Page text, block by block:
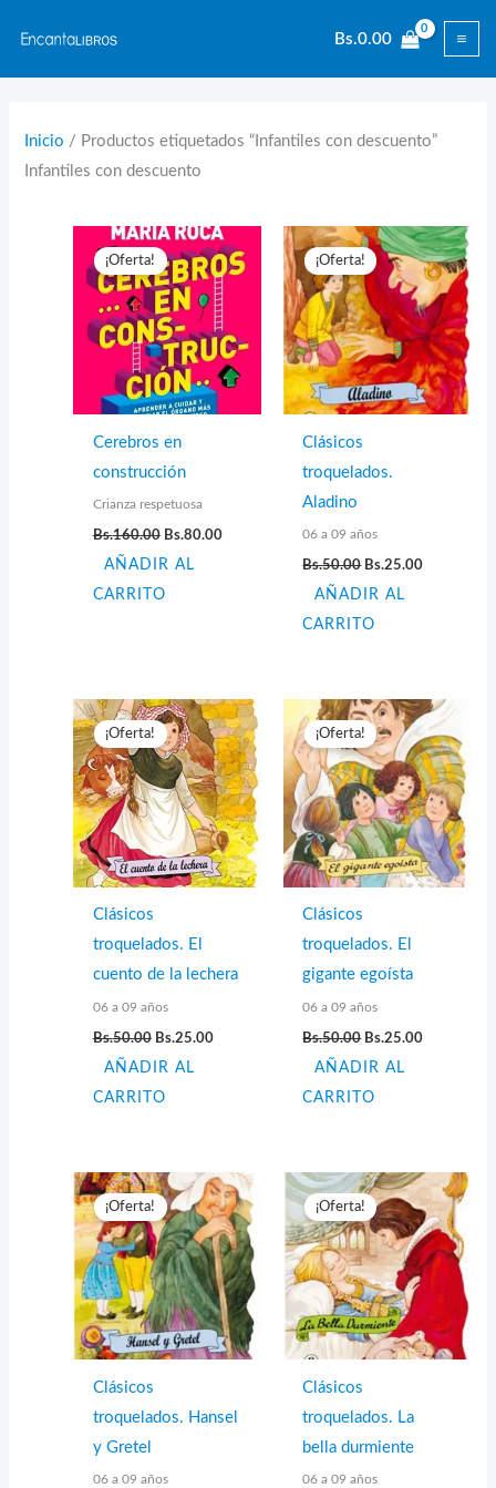
contenido
Bs.0.00
Inicio / Productos etiquetados “Infantiles con descuento”
Infantiles con descuento
¡Oferta!
Cerebros en
construcción
Crianza respetuosa
Bs.160.00 El
original
era:
Bs.160.00.
Bs.80.00El
AÑADIR AL
CARRITO
¡Oferta!
Clásicos
troquelados.
Aladino
06 a 09 años
Bs.50.00 El
original
era:
Bs.50.00.
Bs.25.00
AÑADIR AL
CARRITO
¡Oferta!
Clásicos
troquelados. El
cuento de la lechera
06 a 09 años
Bs.50.00 El
original
Bs.50.00.
Bs.25.00El
AÑADIR AL
CARRITO
¡Oferta!
Clásicos
troquelados. El
gigante egoísta
06 a 09 años
Bs.50.00 El
original
Bs.50.00.
Bs.25.00
AÑADIR AL
CARRITO
¡Oferta!
Clásicos
troquelados. Hansel
y Gretel
06 a 09 años
¡Oferta!
Clásicos
troquelados. La
bella durmiente
06 a 09 años